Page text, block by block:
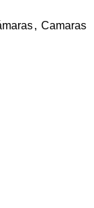
, Camaras